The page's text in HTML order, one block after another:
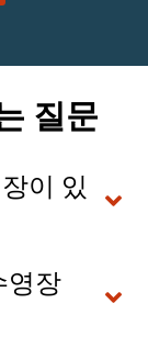
질문
이 있
영장